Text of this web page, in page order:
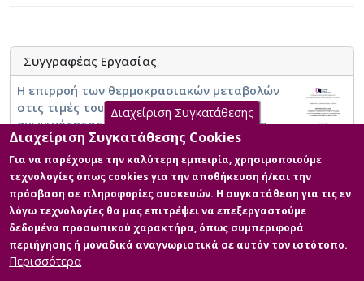
Συγγραφέας Εργασίας
Η επιρροή των θερμοκρασιακών μεταβολών
στις τιμές του συντελεστή θερμικής
αγωγιμότητας της θερμομόνωσης και στη
θερμική απόκριση των κτιριακών δομών
Διαχείριση Συγκατάθεσης
Διαχείριση Συγκατάθεσης Cookies
Για να παρέχουμε την καλύτερη εμπειρία, χρησιμοποιούμε
τεχνολογίες όπως cookies για την αποθήκευση ή/και την
πρόσβαση σε πληροφορίες συσκευών. Η συγκατάθεση για τις εν
λόγω τεχνολογίες θα μας επιτρέψει να επεξεργαστούμε
δεδομένα προσωπικού χαρακτήρα, όπως συμπεριφορά
περιήγησης ή μοναδικά αναγνωριστικά σε αυτόν τον ιστότοπο.
Περισσότερα